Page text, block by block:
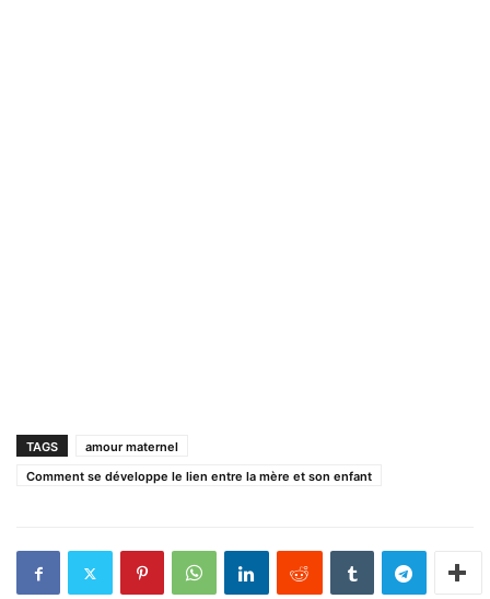
TAGS
amour maternel
Comment se développe le lien entre la mère et son enfant